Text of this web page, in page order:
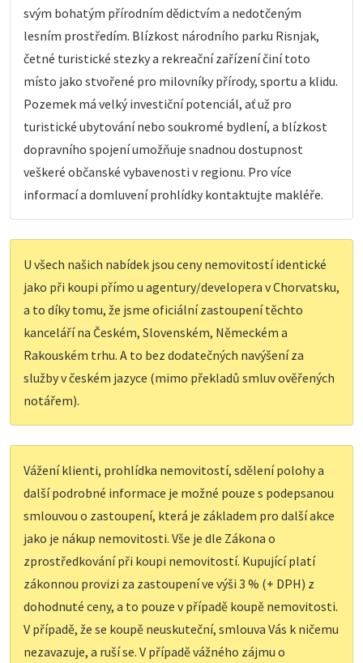
svým bohatým přírodním dědictvím a nedotčeným
lesním prostředím. Blízkost národního parku Risnjak,
četné turistické stezky a rekreační zařízení činí toto
místo jako stvořené pro milovníky přírody, sportu a klidu.
Pozemek má velký investiční potenciál, ať už pro
turistické ubytování nebo soukromé bydlení, a blízkost
dopravního spojení umožňuje snadnou dostupnost
veškeré občanské vybavenosti v regionu. Pro více
informací a domluvení prohlídky kontaktujte makléře.
U všech našich nabídek jsou ceny nemovitostí identické
jako při koupi přímo u agentury/developera v Chorvatsku,
a to díky tomu, že jsme oficiální zastoupení těchto
kanceláří na Českém, Slovenském, Německém a
Rakouském trhu. A to bez dodatečných navýšení za
služby v českém jazyce (mimo překladů smluv ověřených
notářem).
Vážení klienti, prohlídka nemovitostí, sdělení polohy a
další podrobné informace je možné pouze s podepsanou
smlouvou o zastoupení, která je základem pro další akce
jako je nákup nemovitosti. Vše je dle Zákona o
zprostředkování při koupi nemovitostí. Kupující platí
zákonnou provizi za zastoupení ve výši 3 % (+ DPH) z
dohodnuté ceny, a to pouze v případě koupě nemovitosti.
V případě, že se koupě neuskuteční, smlouva Vás k ničemu
nezavazuje, a ruší se. V případě vážného zájmu o